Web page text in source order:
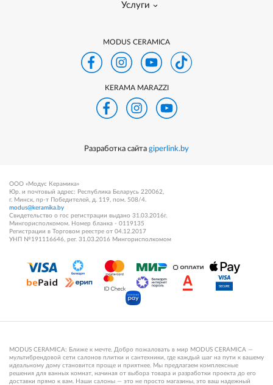
Услуги
MODUS CERAMICA
KERAMA MARAZZI
Разработка сайта giperlink.by
ООО «Модус Керамика»
Юр. и почтовый адрес: Республика Беларусь 220062,
г. Минск, пр-т Победителей, д. 119, пом. 508/4.
modus@keramika.by
Свидетельство о гос регистрации выдано 31.03.2016г.
Мингорисполкомом. Номер бланка - 0119135
Регистрации в Торговом реестре от 04.12.2017
УНП №191116646, рег. 31.03.2016 Мингорисполкомом
MODUS CERAMICA: Ближе к мечте. Добро пожаловать в мир MODUS CERAMICA —
мультибрендовой сети салонов плитки и сантехники, где каждый шаг на пути к вашему
идеальному дому становится проще и приятнее. Мы предлагаем комплексные
решения для ванных комнат, начиная от выбора товара и разработки проекта до его
доставки прямо к вам. Наши салоны — это не просто магазины, это ваш надежный